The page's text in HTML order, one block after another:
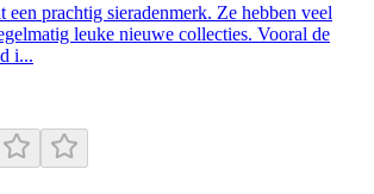
een prachtig sieradenmerk. Ze hebben veel
leuke nieuwe collecties. Vooral de
i...